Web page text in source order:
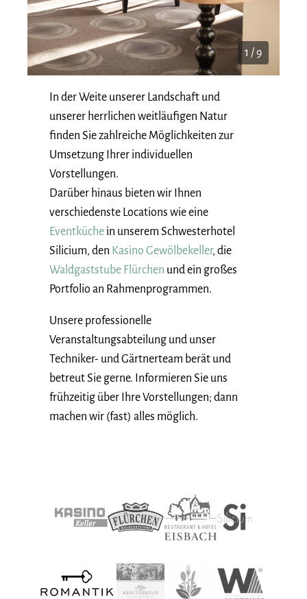
1 / 9
In der Weite unserer Landschaft und
unserer herrlichen weitläufigen Natur
finden Sie zahlreiche Möglichkeiten zur
Umsetzung Ihrer individuellen
Vorstellungen.
Darüber hinaus bieten wir Ihnen
verschiedenste Locations wie eine
Eventküche in unserem Schwesterhotel
Silicium, den Kasino Gewölbekeller, die
Waldgaststube Flürchen und ein großes
Portfolio an Rahmenprogrammen.
Unsere professionelle
Veranstaltungsabteilung und unser
Techniker- und Gärtnerteam berät und
betreut Sie gerne. Informieren Sie uns
frühzeitig über Ihre Vorstellungen; dann
machen wir (fast) alles möglich.